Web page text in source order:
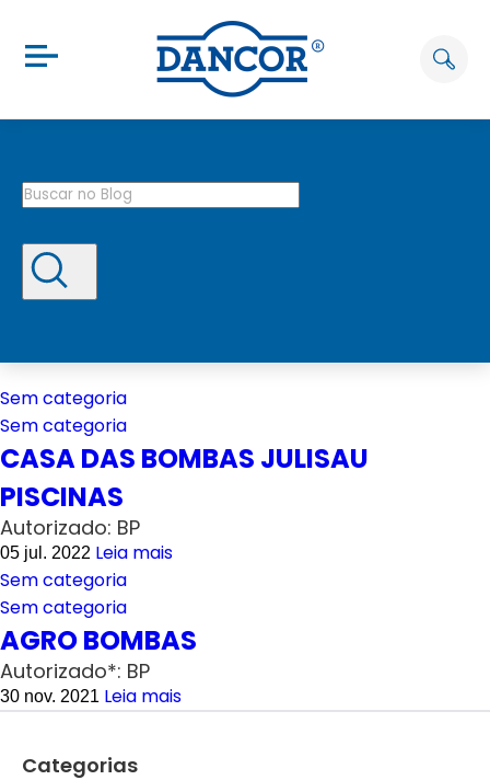
Sem categoria
Sem categoria
CASA DAS BOMBAS JULISAU
PISCINAS
Autorizado: BP
05 jul. 2022 Leia mais
Sem categoria
Sem categoria
AGRO BOMBAS
Autorizado*: BP
30 nov. 2021 Leia mais
Categorias